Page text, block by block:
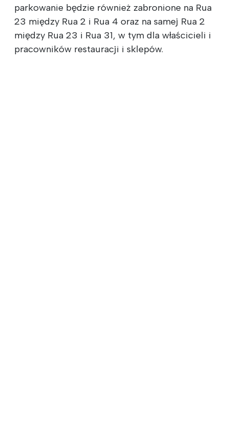
parkowanie będzie również zabronione na Rua
23 między Rua 2 i Rua 4 oraz na samej Rua 2
między Rua 23 i Rua 31, w tym dla właścicieli i
pracowników restauracji i sklepów.